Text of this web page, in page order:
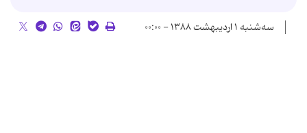
سه‌شنبه ۱ اردیبهشت ۱۳۸۸ - ۰۰:۰۰